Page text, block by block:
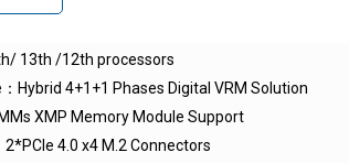
13th /12th processors
Hybrid 4+1+1 Phases Digital VRM Solution
XMP Memory Module Support
4.0 x4 M.2 Connectors